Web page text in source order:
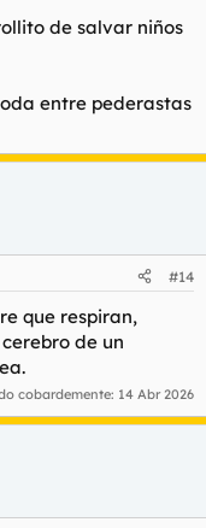
de salvar niños
entre pederastas
#14
que respiran,
de un
cobardemente: 14 Abr 2026